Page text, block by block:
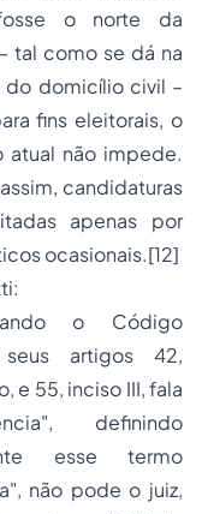
o norte da
tal como se dá na
do domicílio civil –
fins eleitorais, o
atual não impede.
candidaturas
apenas por
ocasionais.[12]
o Código
artigos 42,
e 55, inciso III, fala
definindo
esse termo
não pode o juiz,